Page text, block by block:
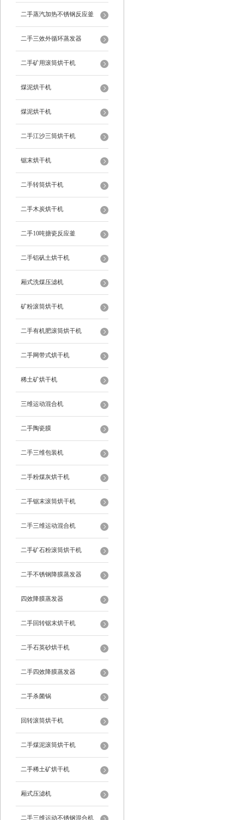
二手蒸汽加热不锈钢反应釜
二手三效外循环蒸发器
二手矿用滚筒烘干机
煤泥烘干机
煤泥烘干机
二手江沙三筒烘干机
锯末烘干机
二手转筒烘干机
二手木炭烘干机
二手10吨搪瓷反应釜
二手铝矾土烘干机
厢式洗煤压滤机
矿粉滚筒烘干机
二手有机肥滚筒烘干机
二手网带式烘干机
稀土矿烘干机
三维运动混合机
二手陶瓷膜
二手三维包装机
二手粉煤灰烘干机
二手锯末滚筒烘干机
二手三维运动混合机
二手矿石粉滚筒烘干机
二手不锈钢降膜蒸发器
四效降膜蒸发器
二手回转锯末烘干机
二手石英砂烘干机
二手四效降膜蒸发器
二手杀菌锅
回转滚筒烘干机
二手煤泥滚筒烘干机
二手稀土矿烘干机
厢式压滤机
二手三维运动不锈钢混合机